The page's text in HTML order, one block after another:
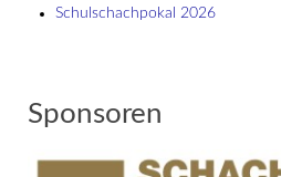
Schulschach­pokal 2026
Sponsoren